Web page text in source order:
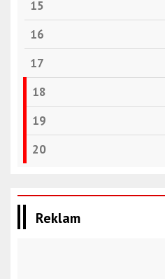
15
16
17
18
19
20
Reklam